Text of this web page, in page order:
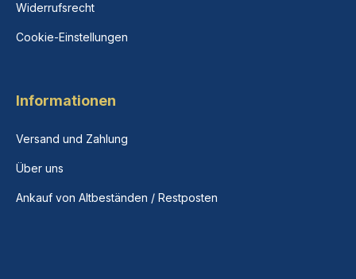
Widerrufsrecht
Cookie-Einstellungen
Informationen
Versand und Zahlung
Über uns
Ankauf von Altbeständen / Restposten